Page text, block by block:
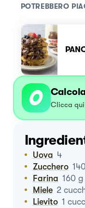
POTREBBERO
Clicca qui
Uova 4
Zucchero 140
Farina 160 g
Miele 2
Lievito 1